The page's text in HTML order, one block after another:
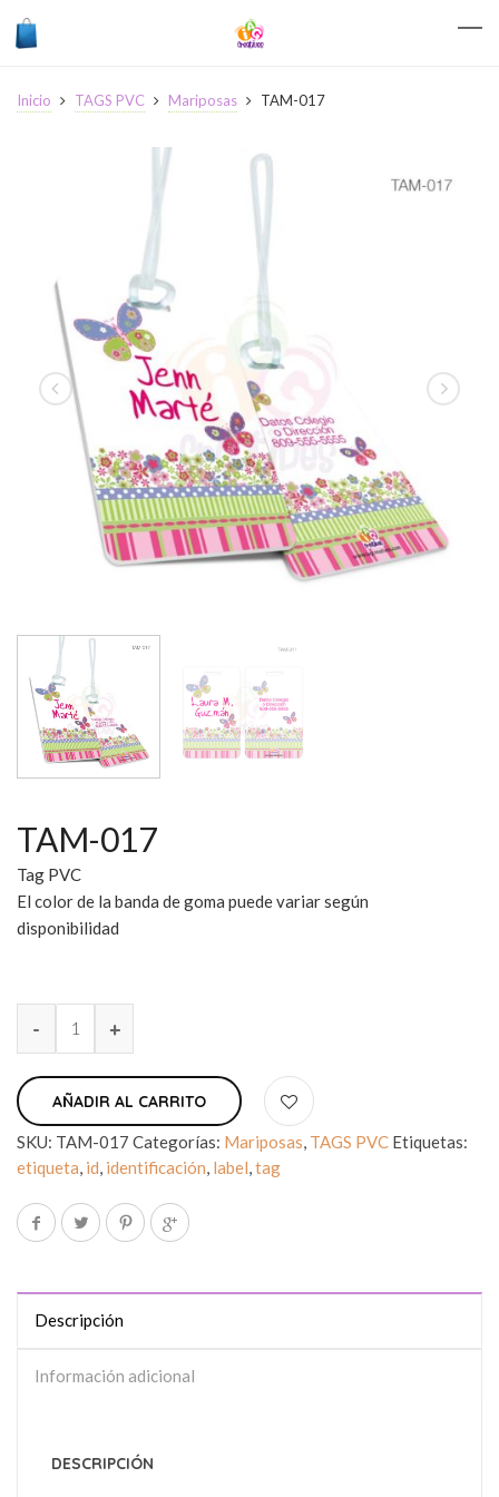
Inicio TAGS PVC Mariposas TAM-017
TAM-017
Tag PVC
El color de la banda de goma puede variar según
disponibilidad
AÑADIR AL CARRITO
SKU: TAM-017 Categorías: Mariposas, TAGS PVC Etiquetas:
etiqueta, id, identificación, label,tag
Descripción
Información adicional
DESCRIPCIÓN